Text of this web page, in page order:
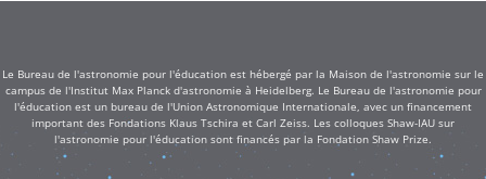
Le Bureau de l'astronomie pour l'éducation est hébergé par la Maison de l'astronomie sur le
campus de l'Institut Max Planck d'astronomie à Heidelberg. Le Bureau de l'astronomie pour
l'éducation est un bureau de l'Union Astronomique Internationale, avec un financement
important des Fondations Klaus Tschira et Carl Zeiss. Les colloques Shaw-IAU sur
l'astronomie pour l'éducation sont financés par la Fondation Shaw Prize.